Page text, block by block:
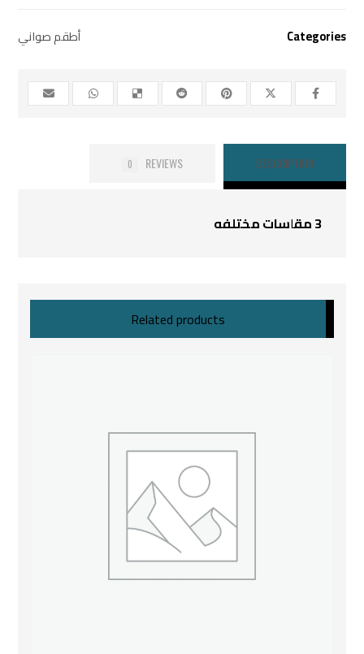
Categories أطقم صواني
DESCRIPTION
REVIEWS
0
3 مق اسات مختلفه
Related products